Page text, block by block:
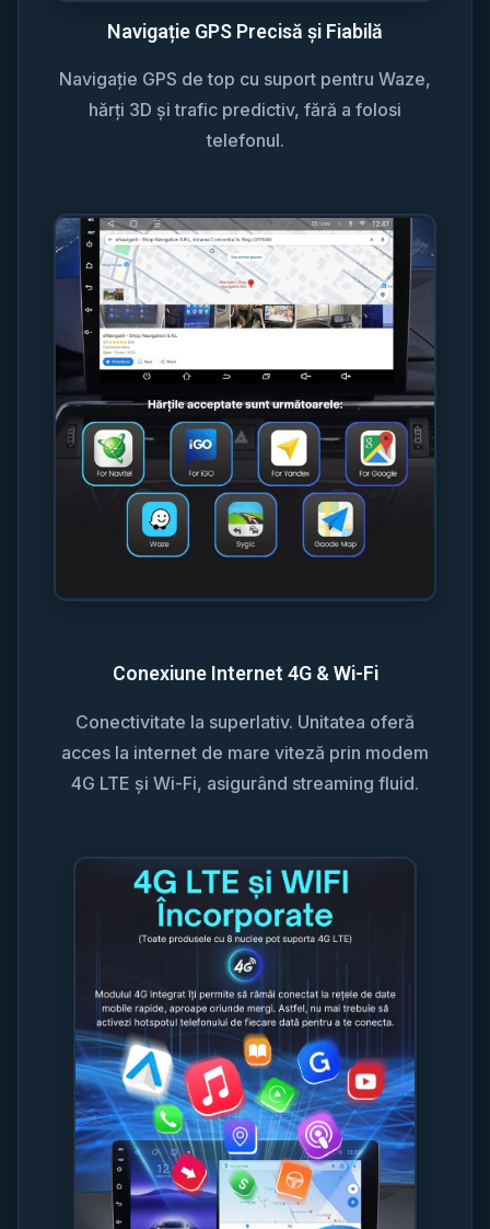
Navigație GPS Precisă și Fiabilă
Navigație GPS de top cu suport pentru Waze,
hărți 3D și trafic predictiv, fără a folosi
telefonul.
Conexiune Internet 4G & Wi-Fi
Conectivitate la superlativ. Unitatea oferă
acces la internet de mare viteză prin modem
4G LTE și Wi-Fi, asigurând streaming fluid.